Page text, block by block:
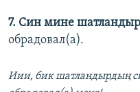
7. Син мине
обрадовал(а).
Иии, бик шатландырдың